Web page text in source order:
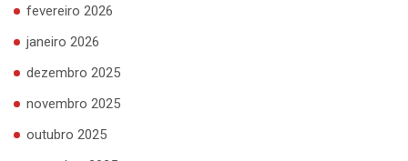
fevereiro 2026
janeiro 2026
dezembro 2025
novembro 2025
outubro 2025